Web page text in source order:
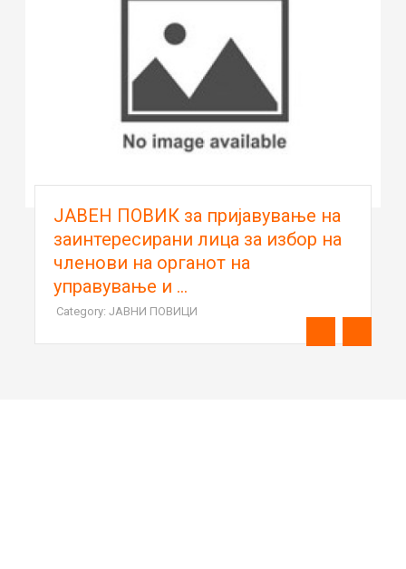
ЈАВЕН ПОВИК за пријавување на
заинтересирани лица за избор на
членови на органот на
управување и ...
Category: ЈАВНИ ПОВИЦИ